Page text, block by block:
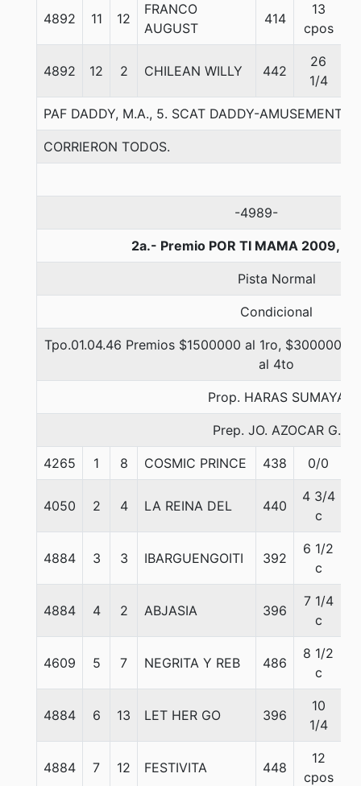
4892 11 12
FRANCO
AUGUST
414
13
cpos
4892 12 2 CHILEAN WILLY 442
26
1/4
PAF DADDY, M.A., 5. SCAT DADDY-AMUSEMENT-
CORRIERON TODOS.
-4989-
2a.- Premio POR TI MAMA 2009,
Pista Normal
Condicional
Tpo.01.04.46 Premios $1500000 al 1ro, $300000
al 4to
Prop. HARAS SUMAYA
Prep. JO. AZOCAR G.
4265 1 8 COSMIC PRINCE 438 0/0
4050 2 4 LA REINA DEL 440
4 3/4
c
4884 3 3 IBARGUENGOITI 392
6 1/2
c
4884 4 2 ABJASIA 396
7 1/4
c
4609 5 7 NEGRITA Y REB 486
8 1/2
c
4884 6 13 LET HER GO 396
10
1/4
4884 7 12 FESTIVITA 448
12
cpos